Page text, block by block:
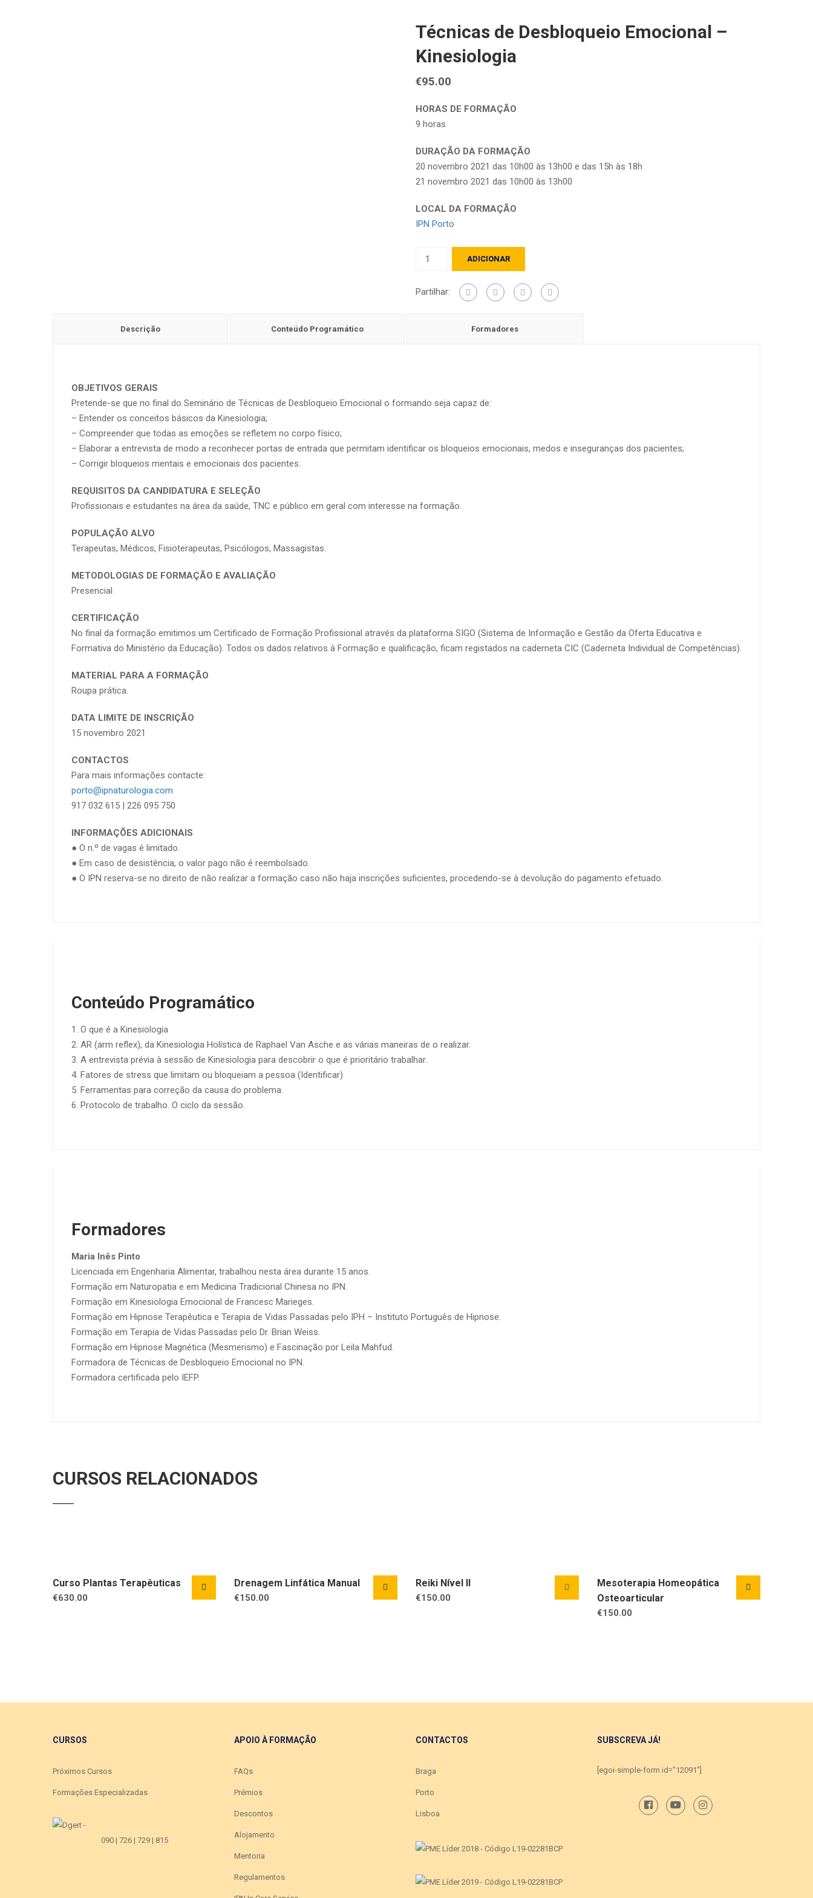
Técnicas de Desbloqueio Emocional –
Kinesiologia
€95.00
HORAS DE FORMAÇÃO
9 horas
DURAÇÃO DA FORMAÇÃO
20 novembro 2021 das 10h00 às 13h00 e das 15h às 18h
21 novembro 2021 das 10h00 às 13h00
LOCAL DA FORMAÇÃO
IPN Porto
Quantidade
ADICIONAR
Partilhar:
Descrição Conteúdo Programático Formadores
OBJETIVOS GERAIS
Pretende-se que no final do Seminário de Técnicas de Desbloqueio Emocional o formando seja capaz de:
– Entender os conceitos básicos da Kinesiologia;
– Compreender que todas as emoções se refletem no corpo físico;
– Elaborar a entrevista de modo a reconhecer portas de entrada que permitam identificar os bloqueios emocionais, medos e inseguranças dos pacientes;
– Corrigir bloqueios mentais e emocionais dos pacientes.
REQUISITOS DA CANDIDATURA E SELEÇÃO
Profissionais e estudantes na área da saúde, TNC e público em geral com interesse na formação.
POPULAÇÃO ALVO
Terapeutas, Médicos, Fisioterapeutas, Psicólogos, Massagistas.
METODOLOGIAS DE FORMAÇÃO E AVALIAÇÃO
Presencial
CERTIFICAÇÃO
No final da formação emitimos um Certificado de Formação Profissional através da plataforma SIGO (Sistema de Informação e Gestão da Oferta Educativa e
Formativa do Ministério da Educação). Todos os dados relativos à Formação e qualificação, ficam registados na caderneta CIC (Caderneta Individual de Competências).
MATERIAL PARA A FORMAÇÃO
Roupa prática.
DATA LIMITE DE INSCRIÇÃO
15 novembro 2021
CONTACTOS
Para mais informações contacte:
porto@ipnaturologia.com
917 032 615 | 226 095 750
INFORMAÇÕES ADICIONAIS
● O n.º de vagas é limitado.
● Em caso de desistência, o valor pago não é reembolsado.
● O IPN reserva-se no direito de não realizar a formação caso não haja inscrições suficientes, procedendo-se à devolução do pagamento efetuado.
Conteúdo Programático
1. O que é a Kinesiologia
2. AR (arm reflex), da Kinesiologia Holística de Raphael Van Asche e as várias maneiras de o realizar.
3. A entrevista prévia à sessão de Kinesiologia para descobrir o que é prioritário trabalhar.
4. Fatores de stress que limitam ou bloqueiam a pessoa (Identificar)
5. Ferramentas para correção da causa do problema.
6. Protocolo de trabalho. O ciclo da sessão.
Formadores
Maria Inês Pinto
Licenciada em Engenharia Alimentar, trabalhou nesta área durante 15 anos.
Formação em Naturopatia e em Medicina Tradicional Chinesa no IPN.
Formação em Kinesiologia Emocional de Francesc Marieges.
Formação em Hipnose Terapêutica e Terapia de Vidas Passadas pelo IPH – Instituto Português de Hipnose.
Formação em Terapia de Vidas Passadas pelo Dr. Brian Weiss.
Formação em Hipnose Magnética (Mesmerismo) e Fascinação por Leila Mahfud.
Formadora de Técnicas de Desbloqueio Emocional no IPN.
Formadora certificada pelo IEFP.
CURSOS RELACIONADOS
Curso Plantas Terapêuticas
€630.00
Drenagem Linfática Manual
€150.00
Reiki Nível II
€150.00
Mesoterapia Homeopática
Osteoarticular
€150.00
CURSOS
Próximos Cursos
Formações Especializadas
090 | 726 | 729 | 815
APOIO À FORMAÇÃO
FAQs
Prémios
Descontos
Alojamento
Mentoria
Regulamentos
CONTACTOS
Braga
Porto
Lisboa
SUBSCREVA JÁ!
[egoi-simple-form id="12091"]